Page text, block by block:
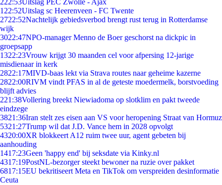
222:53Uitslag PEC Zwolle - Ajax
1 22:52Uitslag sc Heerenveen - FC Twente
2722:52Nachtelijk gebiedsverbod brengt rust terug in Rotterdamse
wijk
3022:47NPO-manager Menno de Boer geschorst na dickpic in
groepsapp
1322:23Vrouw krijgt 30 maanden cel voor afpersing 12-jarige
misdienaar in kerk
2822:17MIVD-baas lekt via Strava routes naar geheime kazerne
2822:00RIVM vindt PFAS in al de geteste moedermelk, borstvoeding
blijft advies
221:38Vollering breekt Niewiadoma op slotklim en pakt tweede
eindzege
3821:36Iran stelt zes eisen aan VS voor heropening Straat van Hormuz
5321:27Trump wil dat J.D. Vance hem in 2028 opvolgt
4320:00XR blokkeert A12 ruim twee uur, agent gebeten bij
aanhouding
1417:23Geen 'happy end' bij seksdate via Kinky.nl
4317:19PostNL-bezorger steekt bewoner na ruzie over pakket
6817:15EU bekritiseert Meta en TikTok om verspreiden desinformatie
Ceuta